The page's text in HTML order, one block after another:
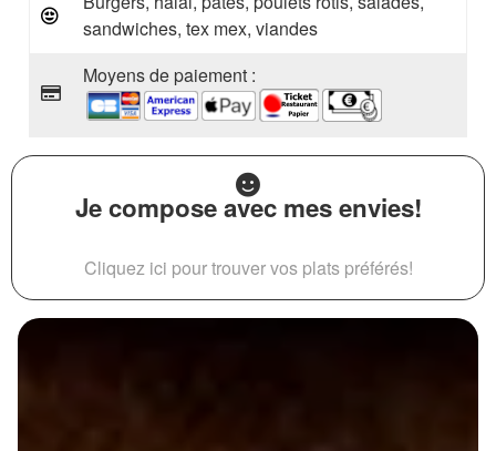
sandwiches, tex mex, viandes
Moyens de paiement :
Je compose avec mes envies!
Cliquez ici pour trouver vos plats préférés!